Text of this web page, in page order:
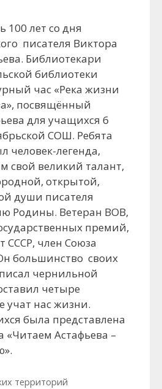
100 лет со дня
писателя Виктора
Библиотекари
библиотеки
час «Река жизни
посвящённый
для учащихся 6
СОШ. Ребята
человек-легенда,
свой великий талант,
открытой,
души писателя
Родины. Ветеран ВОВ,
премий,
СССР, член Союза
большинство своих
чернильной
четыре
учат нас жизни.
была представлена
«Читаем Астафьева –
территорий